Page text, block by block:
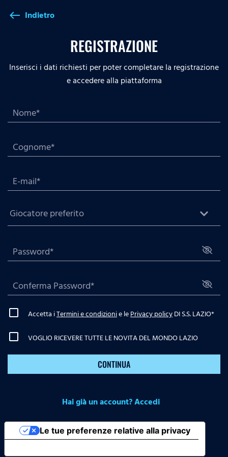
west Indietro
REGISTRAZIONE
Inserisci i dati richiesti per poter completare la registrazione
e accedere alla piattaforma
Accetta iTermini e condizionie lePrivacy policyDI S.S. LAZIO*
VOGLIO RICEVERE TUTTE LE NOVITA DEL MONDO LAZIO
CONTINUA
Hai già un account? Accedi
Le tue preferenze relative alla privacy